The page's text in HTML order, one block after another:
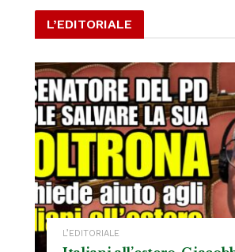
L’EDITORIALE
L’EDITORIALE